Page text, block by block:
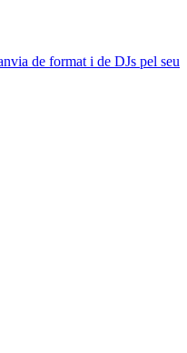
de format i de DJs pel seu